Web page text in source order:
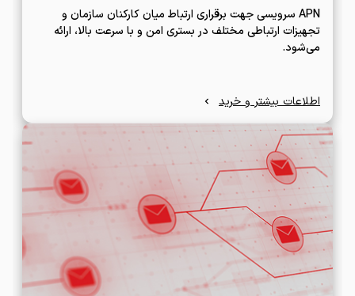
APN سرویسی جهت برقراری ارتباط میان کارکنان سازمان و
تجهیزات ارتباطی مختلف در بستری امن و با سرعت بالا، ارائه
می‌شود.
اطلاعات بیشتر و خرید